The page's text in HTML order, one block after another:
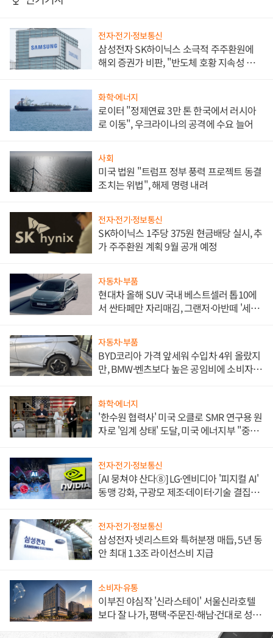
전자·전기·정보통신
삼성전자 SK하이닉스 소극적 주주환원에
해외 증권가 비판, "반도체 호황 지속성 의
화학·에너지
로이터 "정제연료 3만 톤 한국에서 러시아
로 이동", 우크라이나의 공격에 수요 늘어
사회
미국 법원 "트럼프 정부 풍력 프로젝트 동결
조치는 위법", 해제 명령 내려
전자·전기·정보통신
SK하이닉스 1주당 375원 현금배당 실시, 추
가 주주환원 계획 9월 공개 예정
자동차·부품
현대차 올해 SUV 국내 베스트셀러 톱10에
서 싼타페만 자리매김, 그랜저·아반떼 '세단
자동차·부품
BYD코리아 가격 앞세워 수입차 4위 올랐지
만, BMW·벤츠보다 높은 공임비에 소비자
화학·에너지
'한수원 협력사' 미국 오클로 SMR 연구용 원
자로 '임계 상태' 도달, 미국 에너지부 "중요
전자·전기·정보통신
[AI 뭉쳐야 산다⑧] LG·엔비디아 '피지컬 AI'
동맹 강화, 구광모 제조·데이터·기술 결집
전자·전기·정보통신
삼성전자 넷리스트와 특허분쟁 매듭, 5년 동
안 최대 1.3조 라이선스비 지급
소비자·유통
이부진 야심작 '신라스테이' 서울신라호텔
보다 잘 나가, 평택·주문진·해남·건대로 성